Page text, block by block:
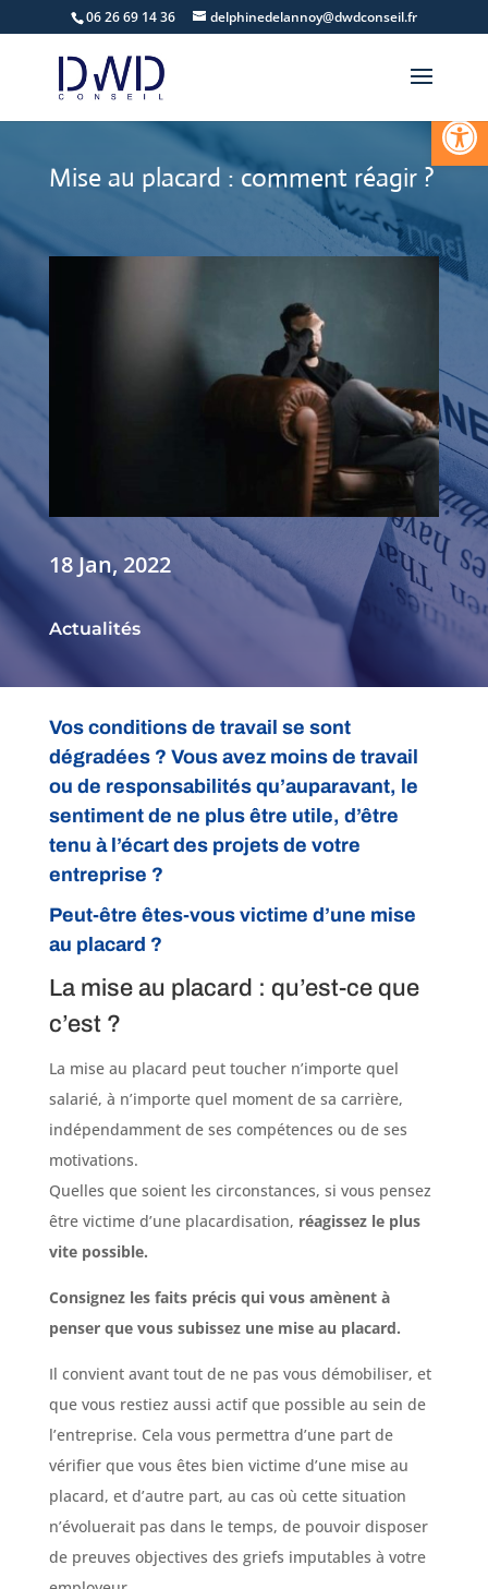
Ouvrir
06 26 69 14 36 delphinedelannoy@dwdconseil.fr
Mise au placard : comment réagir ?
18 Jan, 2022
Actualités
Vos conditions de travail se sont
dégradées ? Vous avez moins de travail
ou de responsabilités qu’auparavant, le
sentiment de ne plus être utile, d’être
tenu à l’écart des projets de votre
entreprise ?
Peut-être êtes-vous victime d’une mise
au placard ?
La mise au placard : qu’est-ce que
c’est ?
La mise au placard peut toucher n’importe quel
salarié, à n’importe quel moment de sa carrière,
indépendamment de ses compétences ou de ses
motivations.
Quelles que soient les circonstances, si vous pensez
être victime d’une placardisation, réagissez le plus
vite possible.
Consignez les faits précis qui vous amènent à
penser que vous subissez une mise au placard.
Il convient avant tout de ne pas vous démobiliser, et
que vous restiez aussi actif que possible au sein de
l’entreprise. Cela vous permettra d’une part de
vérifier que vous êtes bien victime d’une mise au
placard, et d’autre part, au cas où cette situation
n’évoluerait pas dans le temps, de pouvoir disposer
de preuves objectives des griefs imputables à votre